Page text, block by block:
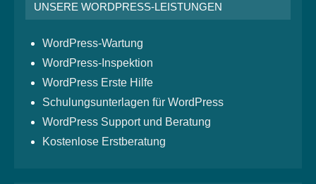
UNSERE WORDPRESS-LEISTUNGEN
WordPress-Wartung
WordPress-Inspektion
WordPress Erste Hilfe
Schulungsunterlagen für WordPress
WordPress Support und Beratung
Kostenlose Erstberatung